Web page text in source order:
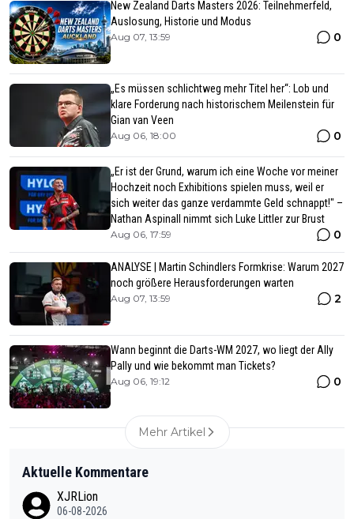
New Zealand Darts Masters 2026: Teilnehmerfeld,
Auslosung, Historie und Modus
Aug 07, 13:59 0
„Es müssen schlichtweg mehr Titel her“: Lob und
klare Forderung nach historischem Meilenstein für
Gian van Veen
Aug 06, 18:00 0
„Er ist der Grund, warum ich eine Woche vor meiner
Hochzeit noch Exhibitions spielen muss, weil er
sich weiter das ganze verdammte Geld schnappt!" –
Nathan Aspinall nimmt sich Luke Littler zur Brust
Aug 06, 17:59 0
ANALYSE | Martin Schindlers Formkrise: Warum 2027
noch größere Herausforderungen warten
Aug 07, 13:59 2
Wann beginnt die Darts-WM 2027, wo liegt der Ally
Pally und wie bekommt man Tickets?
Aug 06, 19:12 0
Mehr Artikel
Aktuelle Kommentare
XJRLion
06-08-2026